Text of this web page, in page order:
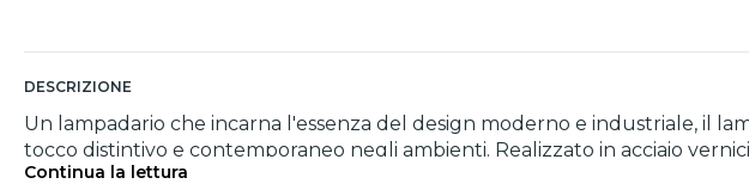
DESCRIZIONE
Un lampadario che incarna l'essenza del design moderno e industriale, il
tocco distintivo e contemporaneo negli ambienti. Realizzato in acciaio
rendendolo adatto a soggiorni, sale da pranzo o spazi commerciali. Grazie
Continua la lettura